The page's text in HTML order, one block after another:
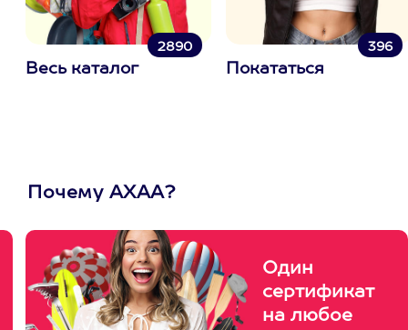
2890
Весь каталог
396
Покататься
Почему АХАА?
Один
сертификат
на любое